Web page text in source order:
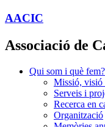
AACIC
Associació de
Qui som i què fem?
Missió, visió
Serveis i
Recerca en
Organització